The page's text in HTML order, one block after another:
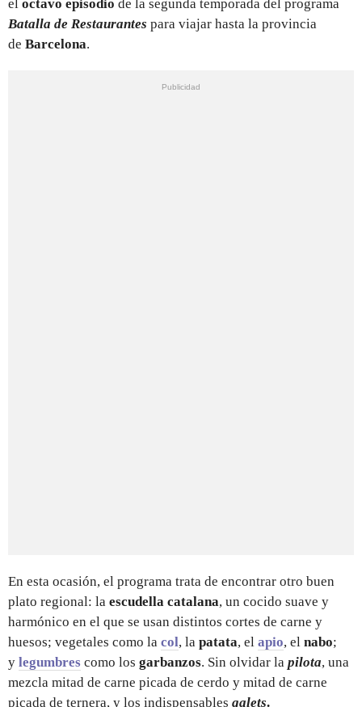
el octavo episodio de la segunda temporada del programa
Batalla de Restaurantes para viajar hasta la provincia
de Barcelona.
En esta ocasión, el programa trata de encontrar otro buen
plato regional: la escudella catalana, un cocido suave y
harmónico en el que se usan distintos cortes de carne y
huesos; vegetales como la col, la patata, el apio, el nabo;
y legumbres como los garbanzos. Sin olvidar la pilota, una
mezcla mitad de carne picada de cerdo y mitad de carne
picada de ternera, y los indispensables galets.